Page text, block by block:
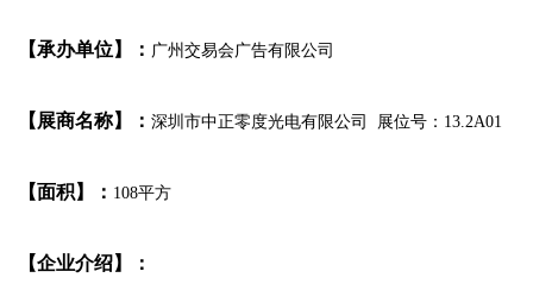
【承办单位】： 广州交易会广告有限公司
【展商名称】： 深圳市中正零度光电有限公司 展位号：13.2A01
【面积】： 108平方
【企业介绍】：